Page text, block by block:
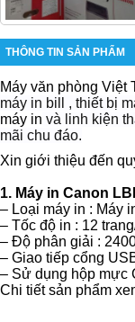
THÔNG TIN SẢN PHẨM
Máy văn phòng Việt
máy in bill , thiết bị
máy in và linh kiện
mãi chu đáo.
Xin giới thiệu đến
1. Máy in Canon
– Loại máy in : Máy
– Tốc độ in : 12
– Độ phân giải :
– Giao tiếp cổng
– Sử dụng hộp mực
Chi tiết sản phẩm